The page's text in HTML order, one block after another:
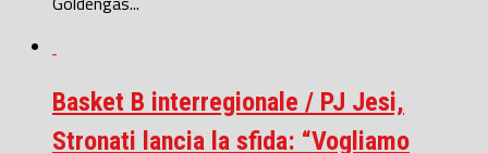
Basket B interregionale / PJ Jesi,
Stronati lancia la sfida: “Vogliamo